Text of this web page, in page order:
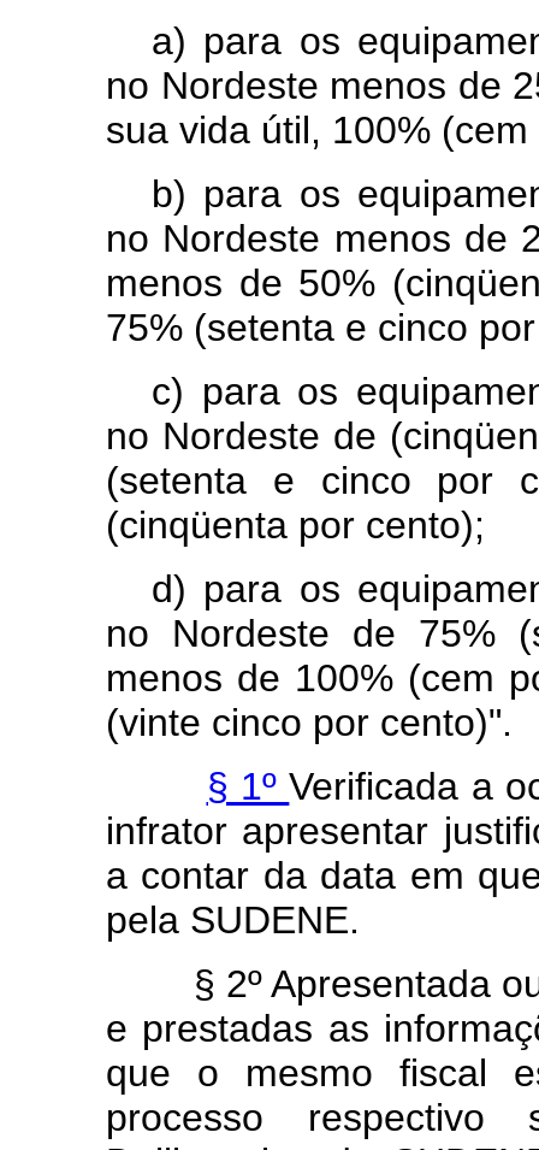
a) para os
no Nordeste menos de
sua vida útil, 100%
b) para os
no Nordeste menos de
menos de 50%
75% (setenta e cinco
c) para os
no Nordeste de
(setenta e cinco por
(cinqüenta por cento);
d) para os
no Nordeste de 75%
menos de 100% (cem
(vinte cinco por cento)".
§ 1ºVerificada a
infrator apresentar
a contar da data em
pela SUDENE.
§ 2º Apresentada ou
e prestadas as
que o mesmo fiscal
processo